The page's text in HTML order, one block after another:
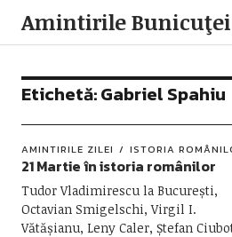
Amintirile
Etichetă:Gabriel Spahiu
AMINTIRILE ZILEI ISTORIA
21 Martie în istoria românilor
Tudor Vladimirescu la București,
Octavian Smigelschi, Virgil I.
Vătășianu, Leny Caler, Ștefan